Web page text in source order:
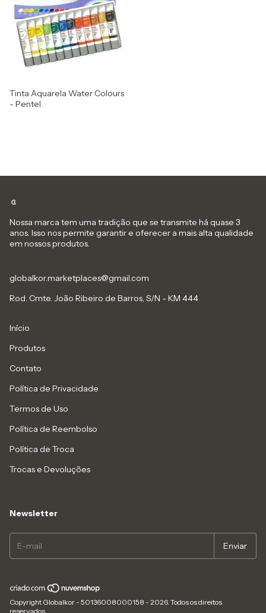
Tinta Aquarela Water Colours
- Pentel
Nossa marca tem uma tradição que se transmite há quase 3
anos. Isso nos permite garantir e oferecer a mais alta qualidade
em nossos produtos.
globalkor.marketplaces@gmail.com
Rod. Cmte. João Ribeiro de Barros, S/N - KM 444
Início
Produtos
Contato
Política de Privacidade
Termos de Uso
Política de Reembolso
Política de Troca
Trocas e Devoluções
Newsletter
Copyright Globalkor - 50136008000158 - 2026. Todos os direitos
reservados.